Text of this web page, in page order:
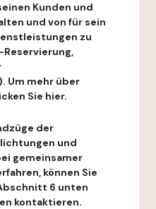
Kunden und
und von für sein
zu
Um mehr über
Sie hier.
der
und
gemeinsamer
können Sie
6 unten
kontaktieren.